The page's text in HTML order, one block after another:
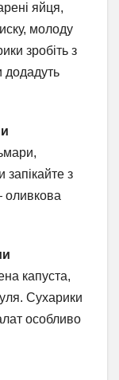
яйця,
молоду
зробіть з
додадуть
запікайте з
оливкова
капуста,
Сухарики
особливо